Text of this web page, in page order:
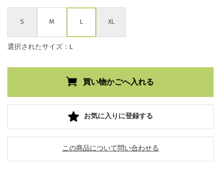
S M L XL
選択されたサイズ：L
お気に入りに登録する
この商品について問い合わせる